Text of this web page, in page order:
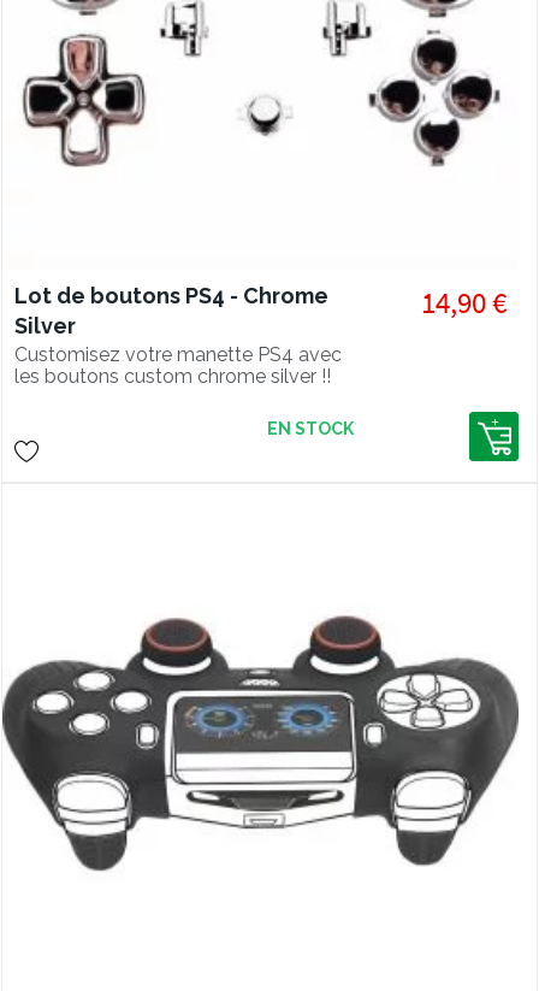
Lot de boutons PS4 - Chrome
Silver
Customisez votre manette PS4 avec
les boutons custom chrome silver !!
14,90 €
EN STOCK